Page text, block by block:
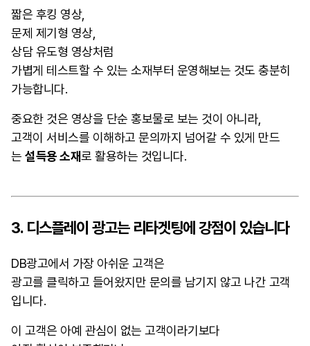
짧은 후킹 영상,
문제 제기형 영상,
상담 유도형 영상처럼
가볍게 테스트할 수 있는 소재부터 운영해보는 것도 충분히
가능합니다.
중요한 것은 영상을 단순 홍보물로 보는 것이 아니라,
고객이 서비스를 이해하고 문의까지 넘어갈 수 있게 만드
는 설득용 소재로 활용하는 것입니다.
3. 디스플레이 광고는 리타겟팅에 강점이 있습니다
DB광고에서 가장 아쉬운 고객은
광고를 클릭하고 들어왔지만 문의를 남기지 않고 나간 고객
입니다.
이 고객은 아예 관심이 없는 고객이라기보다